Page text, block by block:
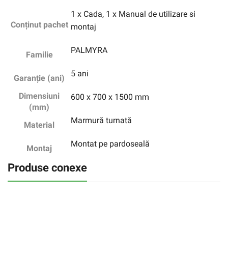
Conținut pachet
1 x Cada, 1 x Manual de utilizare si
montaj
Familie PALMYRA
Garanție (ani) 5 ani
Dimensiuni
(mm)
600 x 700 x 1500 mm
Material Marmură turnată
Montaj Montat pe pardoseală
Produse conexe